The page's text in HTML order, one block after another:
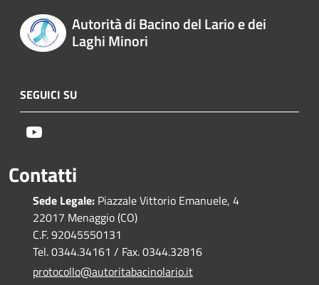
Autorità di Bacino del Lario e dei
Laghi Minori
SEGUICI SU
Contatti
Sede Legale: Piazzale Vittorio Emanuele, 4
22017 Menaggio (CO)
C.F. 92045550131
Tel. 0344.34161 / Fax. 0344.32816
protocollo@autoritabacinolario.it